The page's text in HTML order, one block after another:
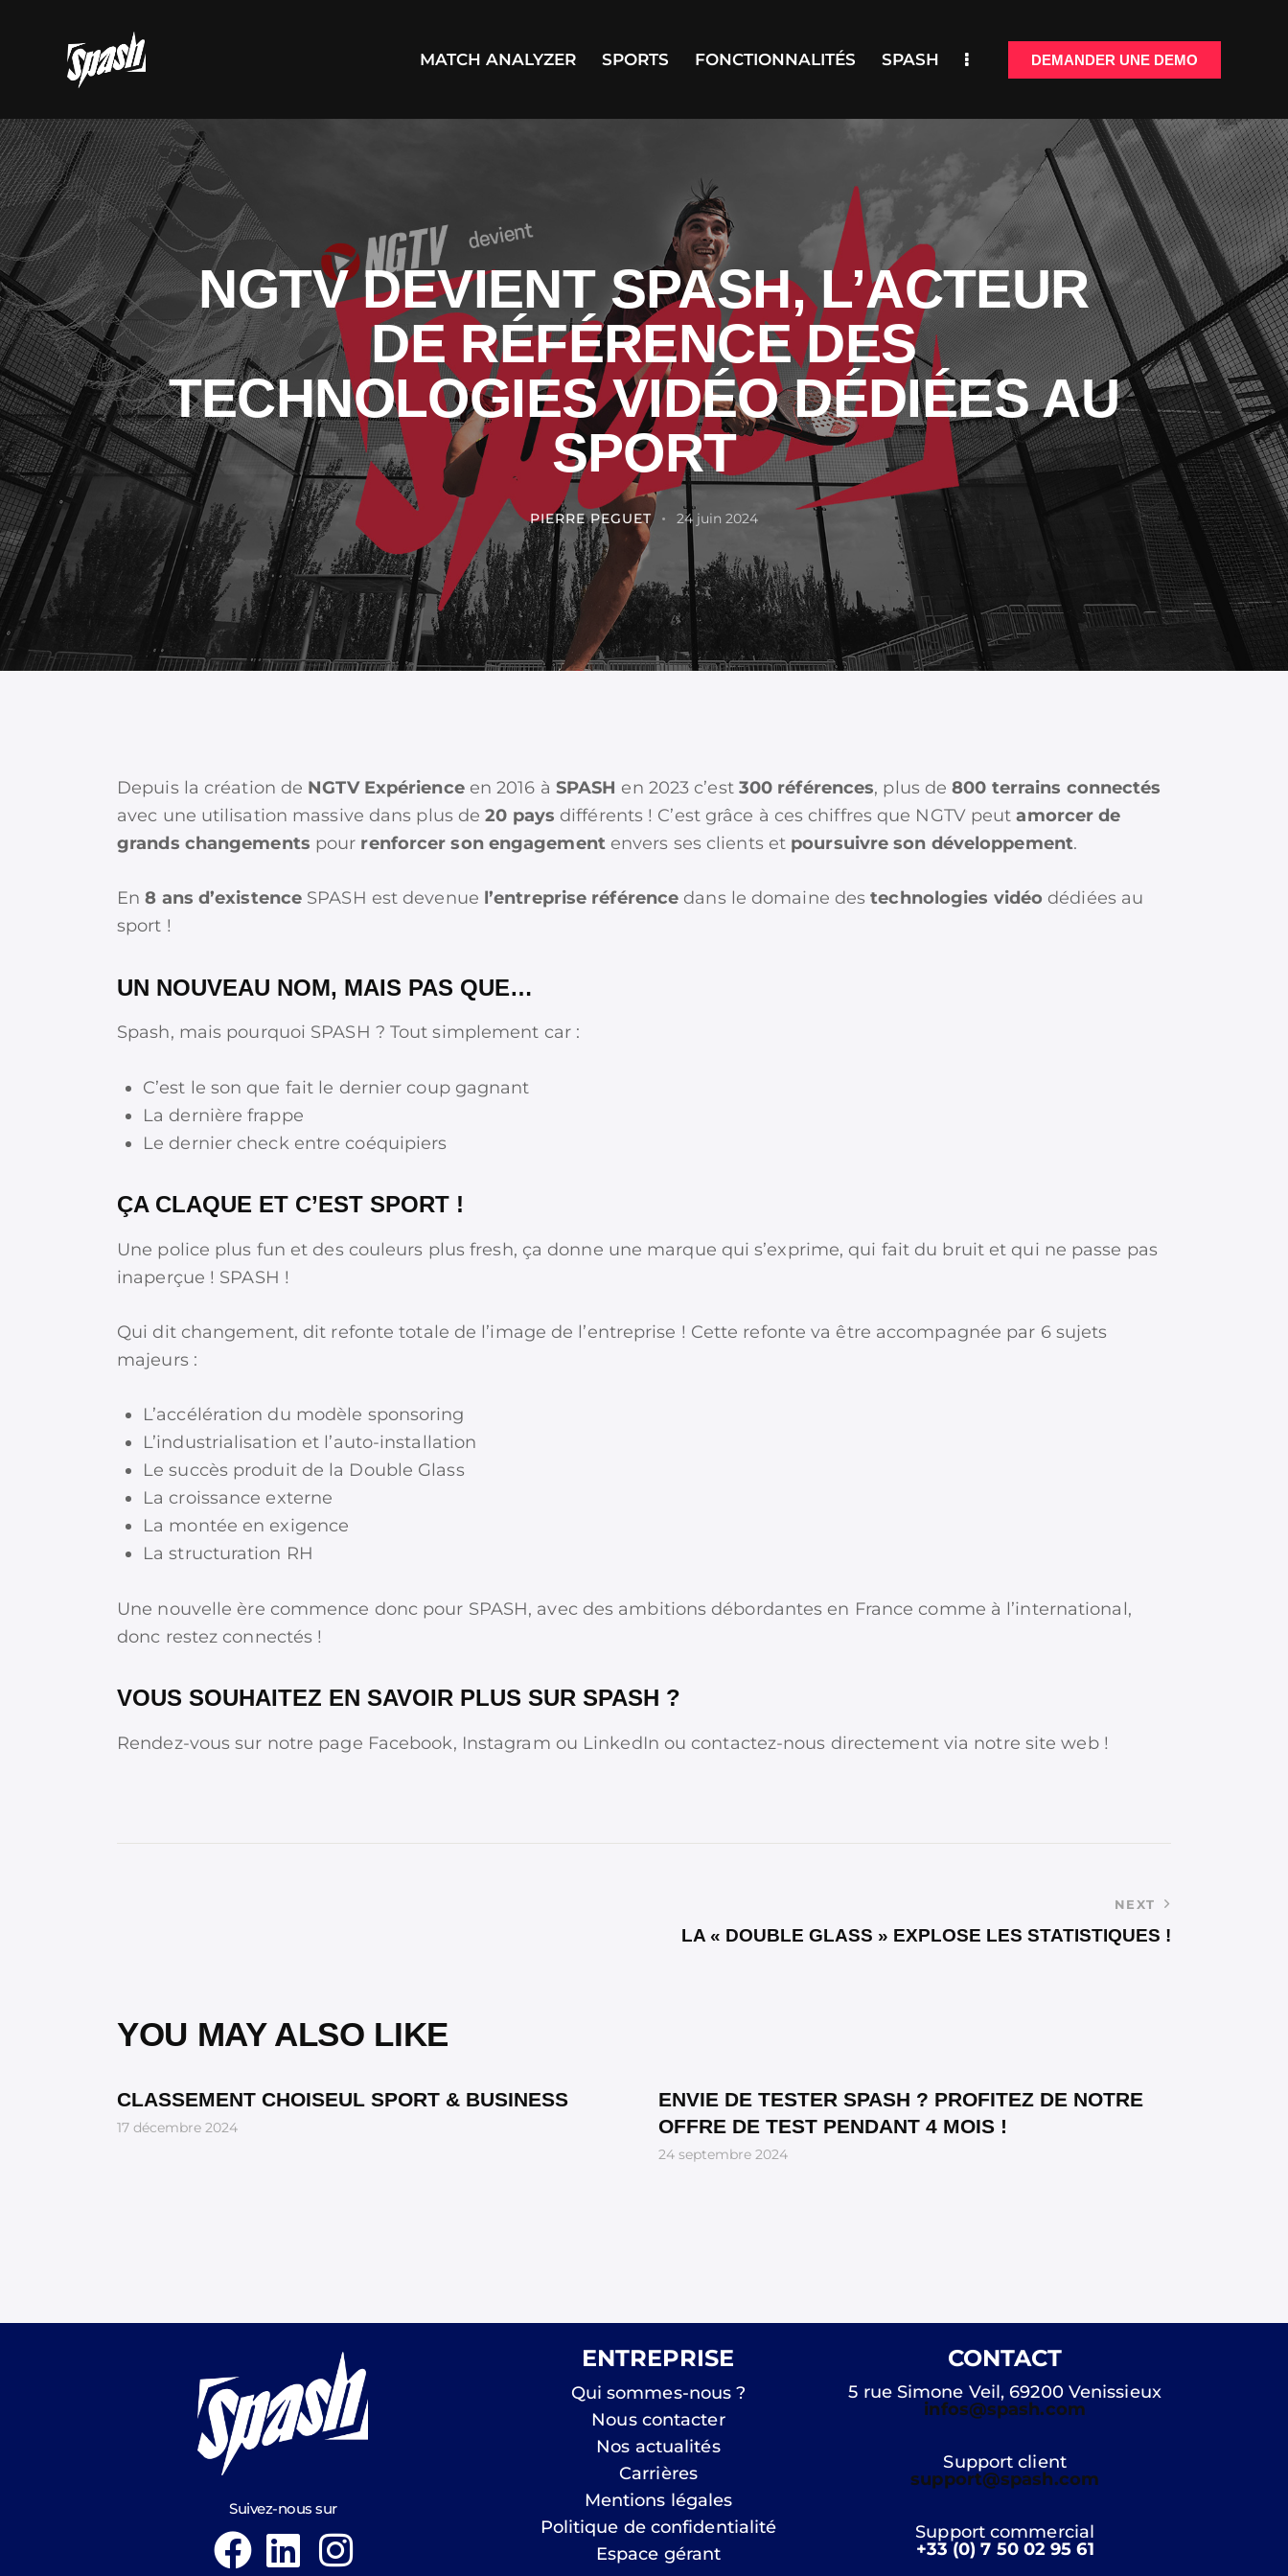
MATCH ANALYZER SPORTS FONCTIONNALITÉS SPASH DEMANDER UNE DEMO
DEMANDER UNE DEMO
NGTV DEVIENT SPASH, L’ACTEUR
DE RÉFÉRENCE DES
TECHNOLOGIES VIDÉO DÉDIÉES AU
SPORT
PIERRE PEGUET 24 juin 2024
Depuis la création de NGTV Expérienceen 2016 à SPASH en 2023 c’est 300 références, plus de800 terrains connectés
avec une utilisation massive dans plus de20 pays différents ! C’est grâce à ces chiffres que NGTV peutamorcer de
grands changements pour renforcer son engagementenvers ses clients et poursuivre son développement.
En8 ans d’existence SPASH est devenue l’entreprise référence dans le domaine destechnologies vidéo dédiées au
sport !
UN NOUVEAU NOM, MAIS PAS QUE…
Spash, mais pourquoi SPASH ? Tout simplement car :
C’est le son que fait le dernier coup gagnant
La dernière frappe
Le dernier check entre coéquipiers
ÇA CLAQUE ET C’EST SPORT !
Une police plus fun et des couleurs plus fresh, ça donne une marque qui s’exprime, qui fait du bruit et qui ne passe pas
inaperçue ! SPASH !
Qui dit changement, dit refonte totale de l’image de l’entreprise ! Cette refonte va être accompagnée par 6 sujets
majeurs :
L’accélération du modèle sponsoring
L’industrialisation et l’auto-installation
Le succès produit de la Double Glass
La croissance externe
La montée en exigence
La structuration RH
Une nouvelle ère commence donc pour SPASH, avec des ambitions débordantes en France comme à l’international,
donc restez connectés !
VOUS SOUHAITEZ EN SAVOIR PLUS SUR SPASH ?
Rendez-vous sur notre page Facebook, Instagram ou LinkedIn ou contactez-nous directement via notre site web !
NEXT
LA « DOUBLE GLASS » EXPLOSE LES STATISTIQUES !
YOU MAY ALSO LIKE
CLASSEMENT CHOISEUL SPORT & BUSINESS
17 décembre 2024
ENVIE DE TESTER SPASH ? PROFITEZ DE NOTRE
OFFRE DE TEST PENDANT 4 MOIS !
24 septembre 2024
Suivez-nous sur
ENTREPRISE
Qui sommes-nous ?
Nous contacter
Nos actualités
Carrières
Mentions légales
Politique de confidentialité
Espace gérant
CONTACT
5 rue Simone Veil, 69200 Venissieux
infos@spash.com
Support client
support@spash.com
Support commercial
+33 (0) 7 50 02 95 61